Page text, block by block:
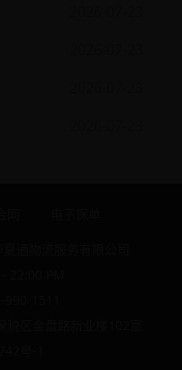
通物流服务有限公司
22:00 PM
1511
区金盘路新业楼102室
号-1